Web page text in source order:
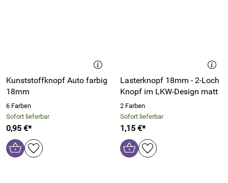
Kunststoffknopf Auto farbig
18mm
6 Farben
Sofort lieferbar
0,95 €*
Lasterknopf 18mm - 2-Loch
Knopf im LKW-Design matt
2 Farben
Sofort lieferbar
1,15 €*